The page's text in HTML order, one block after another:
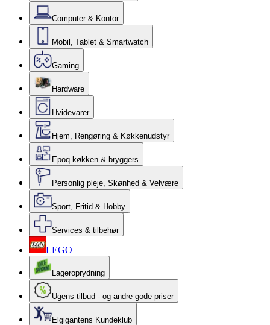
Computer & Kontor
Mobil, Tablet & Smartwatch
Gaming
Hardware
Hvidevarer
Hjem, Rengøring & Køkkenudstyr
Epoq køkken & bryggers
Personlig pleje, Skønhed & Velvære
Sport, Fritid & Hobby
Services & tilbehør
LEGO
Lageroprydning
Ugens tilbud - og andre gode priser
Elgigantens Kundeklub